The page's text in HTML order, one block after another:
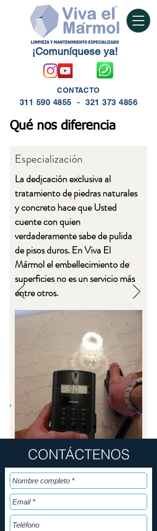
CONTACTO
311 590 4855 -321 373 4856
¡Comuníquese ya!
Qué nos diferencia
Especialización
La dedicación exclusiva al
tratamiento de piedras naturales
y concreto hace que Usted
cuente con quien
verdaderamente sabe de pulida
de pisos duros. En Viva El
Mármol el embellecimiento de
superficies no es un servicio más
entre otros.
CONTÁCTENOS